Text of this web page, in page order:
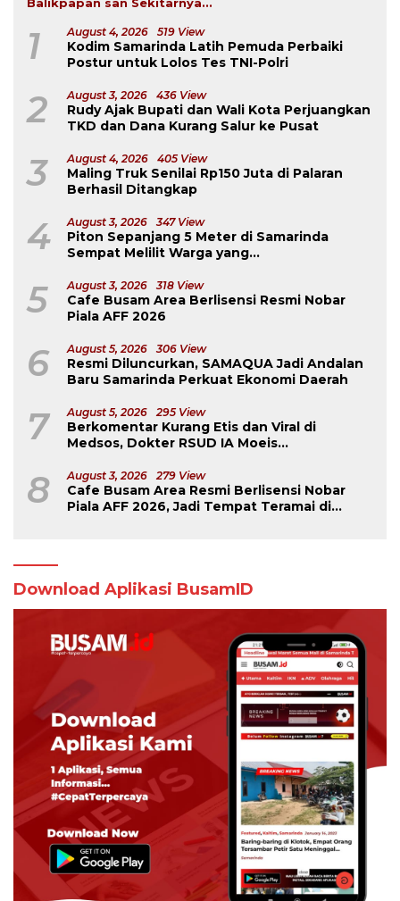
1 August 4, 2026 519 View
Kodim Samarinda Latih Pemuda Perbaiki
Postur untuk Lolos Tes TNI-Polri
2 August 3, 2026 436 View
Rudy Ajak Bupati dan Wali Kota Perjuangkan
TKD dan Dana Kurang Salur ke Pusat
3 August 4, 2026 405 View
Maling Truk Senilai Rp150 Juta di Palaran
Berhasil Ditangkap
4 August 3, 2026 347 View
Piton Sepanjang 5 Meter di Samarinda
Sempat Melilit Warga yang
5 August 3, 2026 318 View
Cafe Busam Area Berlisensi Resmi Nobar
Piala AFF 2026
6 August 5, 2026 306 View
Resmi Diluncurkan, SAMAQUA Jadi Andalan
Baru Samarinda Perkuat Ekonomi Daerah
7 August 5, 2026 295 View
Berkomentar Kurang Etis dan Viral di
Medsos, Dokter RSUD IA Moeis
8 August 3, 2026 279 View
Cafe Busam Area Resmi Berlisensi Nobar
Piala AFF 2026, Jadi Tempat Teramai di
Download Aplikasi BusamID